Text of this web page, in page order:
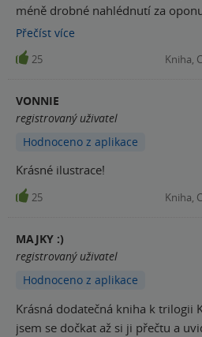
méně drobné nahlédnutí za
zajímavým prozřením.
Přečíst více
25 Kniha,
VONNIE
registrovaný uživatel
Hodnoceno z aplikace
Krásné ilustrace!
25 Kniha,
MAJKY :)
registrovaný uživatel
Hodnoceno z aplikace
Krásná dodatečná kniha k trilogii
jsem se dočkat až si ji přečtu a